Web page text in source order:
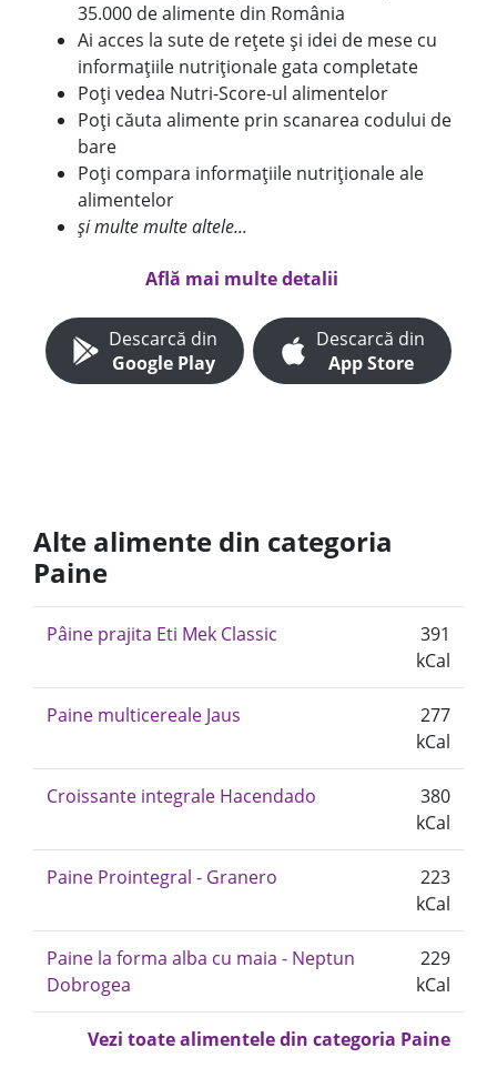
35.000 de alimente din România
Ai acces la sute de rețete și idei de mese cu
informațiile nutriționale gata completate
Poți vedea Nutri-Score-ul alimentelor
Poți căuta alimente prin scanarea codului de
bare
Poți compara informațiile nutriționale ale
alimentelor
și multe multe altele...
Află mai multe detalii
Descarcă din
Google Play
Descarcă din
App Store
Alte alimente din categoria
Paine
Pâine prajita Eti Mek Classic
391
kCal
Paine multicereale Jaus
277
kCal
Croissante integrale Hacendado
380
kCal
Paine Prointegral - Granero
223
kCal
Paine la forma alba cu maia - Neptun
Dobrogea
229
kCal
Vezi toate alimentele din categoria Paine